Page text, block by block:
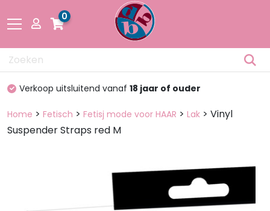
Drogisterij
0
100%discreet verpakt
Home > Fetisch > Fetisj mode voor HAAR > Lak > Vinyl
Suspender Straps red M